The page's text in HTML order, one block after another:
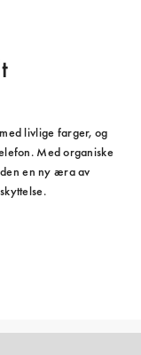
livlige farger, og
Med organiske
en ny æra av